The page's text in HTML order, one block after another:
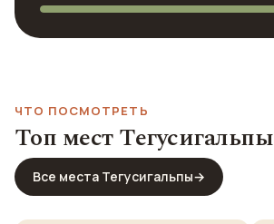
ЧТО ПОСМОТРЕТЬ
Топ мест Тегусигальпы
Все места Тегусигальпы→